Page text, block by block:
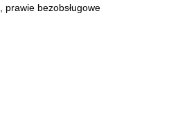
bezobsługowe